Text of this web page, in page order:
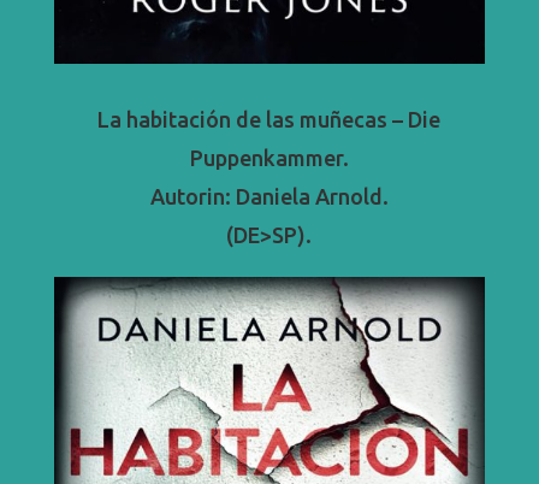
La habitación de las muñecas – Die
Puppenkammer.
Autorin: Daniela Arnold.
(DE>SP).